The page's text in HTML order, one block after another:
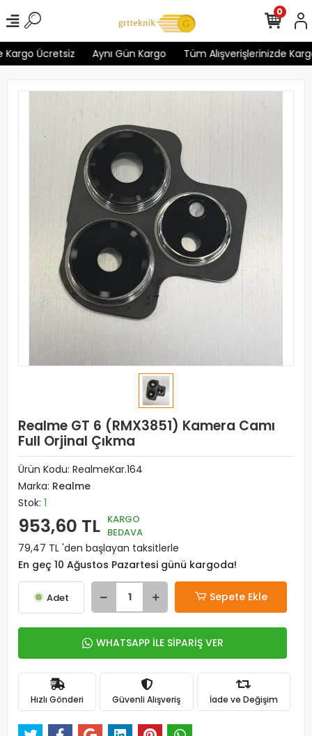
Ücretsiz Aynı Gün Kargo Tüm Alışverişlerinizde
0
Realme GT 6 (RMX3851) Kamera Camı
Full Orjinal Çıkma
Ürün Kodu: RealmeKar.164
Marka: Realme
Stok: 1
953,60 TL KARGO
BEDAVA
79,47 TL 'den başlayan taksitlerle
En geç 10 Ağustos Pazartesi günü kargoda!
Adet Sepete Ekle
WHATSAPP İLE SİPARİŞ VER
Hızlı Gönderi Güvenli Alışveriş İade ve Değişim